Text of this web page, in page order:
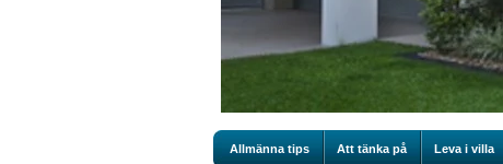
Allmänna tips Att tänka på Leva i villa